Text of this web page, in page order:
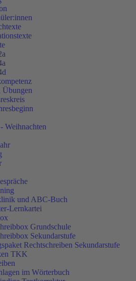
Übungen
Weihnachten
und ABC-Buch
Lernkartei
Grundschule
Sekundarstufe
Rechtschreiben Sekundarstufe
TKK
im Wörterbuch